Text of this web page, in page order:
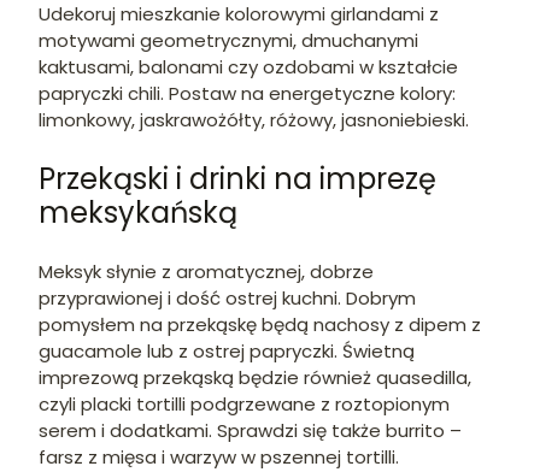
Udekoruj mieszkanie kolorowymi girlandami z
motywami geometrycznymi, dmuchanymi
kaktusami, balonami czy ozdobami w kształcie
papryczki chili. Postaw na energetyczne kolory:
limonkowy, jaskrawożółty, różowy, jasnoniebieski.
Przekąski i drinki na imprezę
meksykańską
Meksyk słynie z aromatycznej, dobrze
przyprawionej i dość ostrej kuchni. Dobrym
pomysłem na przekąskę będą nachosy z dipem z
guacamole lub z ostrej papryczki. Świetną
imprezową przekąską będzie również quasedilla,
czyli placki tortilli podgrzewane z roztopionym
serem i dodatkami. Sprawdzi się także burrito –
farsz z mięsa i warzyw w pszennej tortilli.